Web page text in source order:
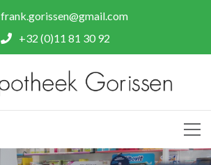
frank.gorissen@gmail.com
+32 (0)11 81 30 92